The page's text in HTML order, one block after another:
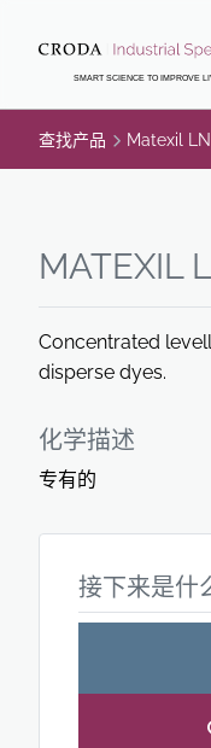
CONTENTSMART SCIENCE TO IMPROVE
查找产品 Matexil
MATEXIL
Concentrated
disperse dyes.
化学描述
专有的
接下来是什